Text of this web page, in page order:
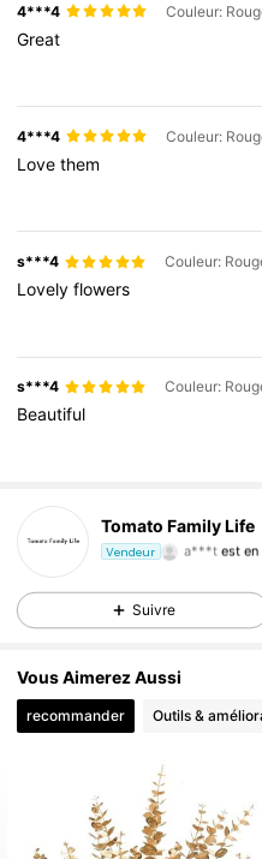
4***4
Great
4***4
Lovethem
s***4
Lovelyflowers
s***4
Beautiful
Tomato Family Life
Vendeur
a***test en
4,79
27
Suivre
Vous Aimerez Aussi
recommander Outils &